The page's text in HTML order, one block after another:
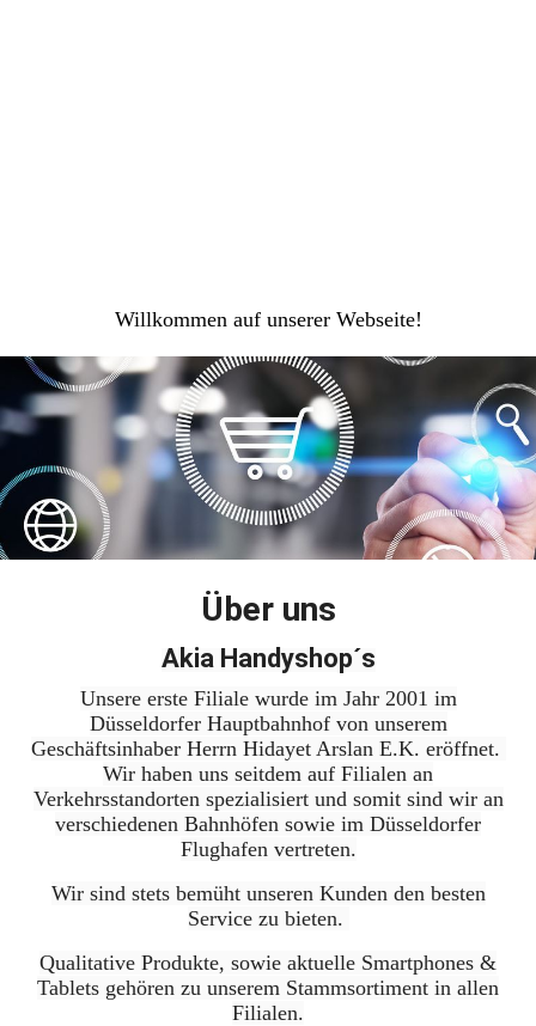
Willkommen auf unserer Webseite!
Über uns
Akia Handyshop´s
Unsere erste Filiale wurde im Jahr 2001 im
Düsseldorfer Hauptbahnhof von unserem
Geschäftsinhaber Herrn Hidayet Arslan E.K. eröffnet.
Wir haben uns seitdem auf Filialen an
Verkehrsstandorten spezialisiert und somit sind wir an
verschiedenen Bahnhöfen sowie im Düsseldorfer
Flughafen vertreten.
Wir sind stets bemüht unseren Kunden den besten
Service zu bieten.
Qualitative Produkte, sowie aktuelle Smartphones &
Tablets gehören zu unserem Stammsortiment in allen
Filialen.